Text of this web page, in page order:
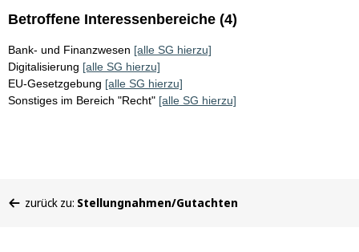
Betroffene Interessenbereiche (4)
Bank- und Finanzwesen [alle SG hierzu]
Digitalisierung [alle SG hierzu]
EU-Gesetzgebung [alle SG hierzu]
Sonstiges im Bereich "Recht" [alle SG hierzu]
befinden
zurück zu: Stellungnahmen/Gutachten